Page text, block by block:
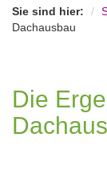
Sie sind hier:
Dachausbau
Die